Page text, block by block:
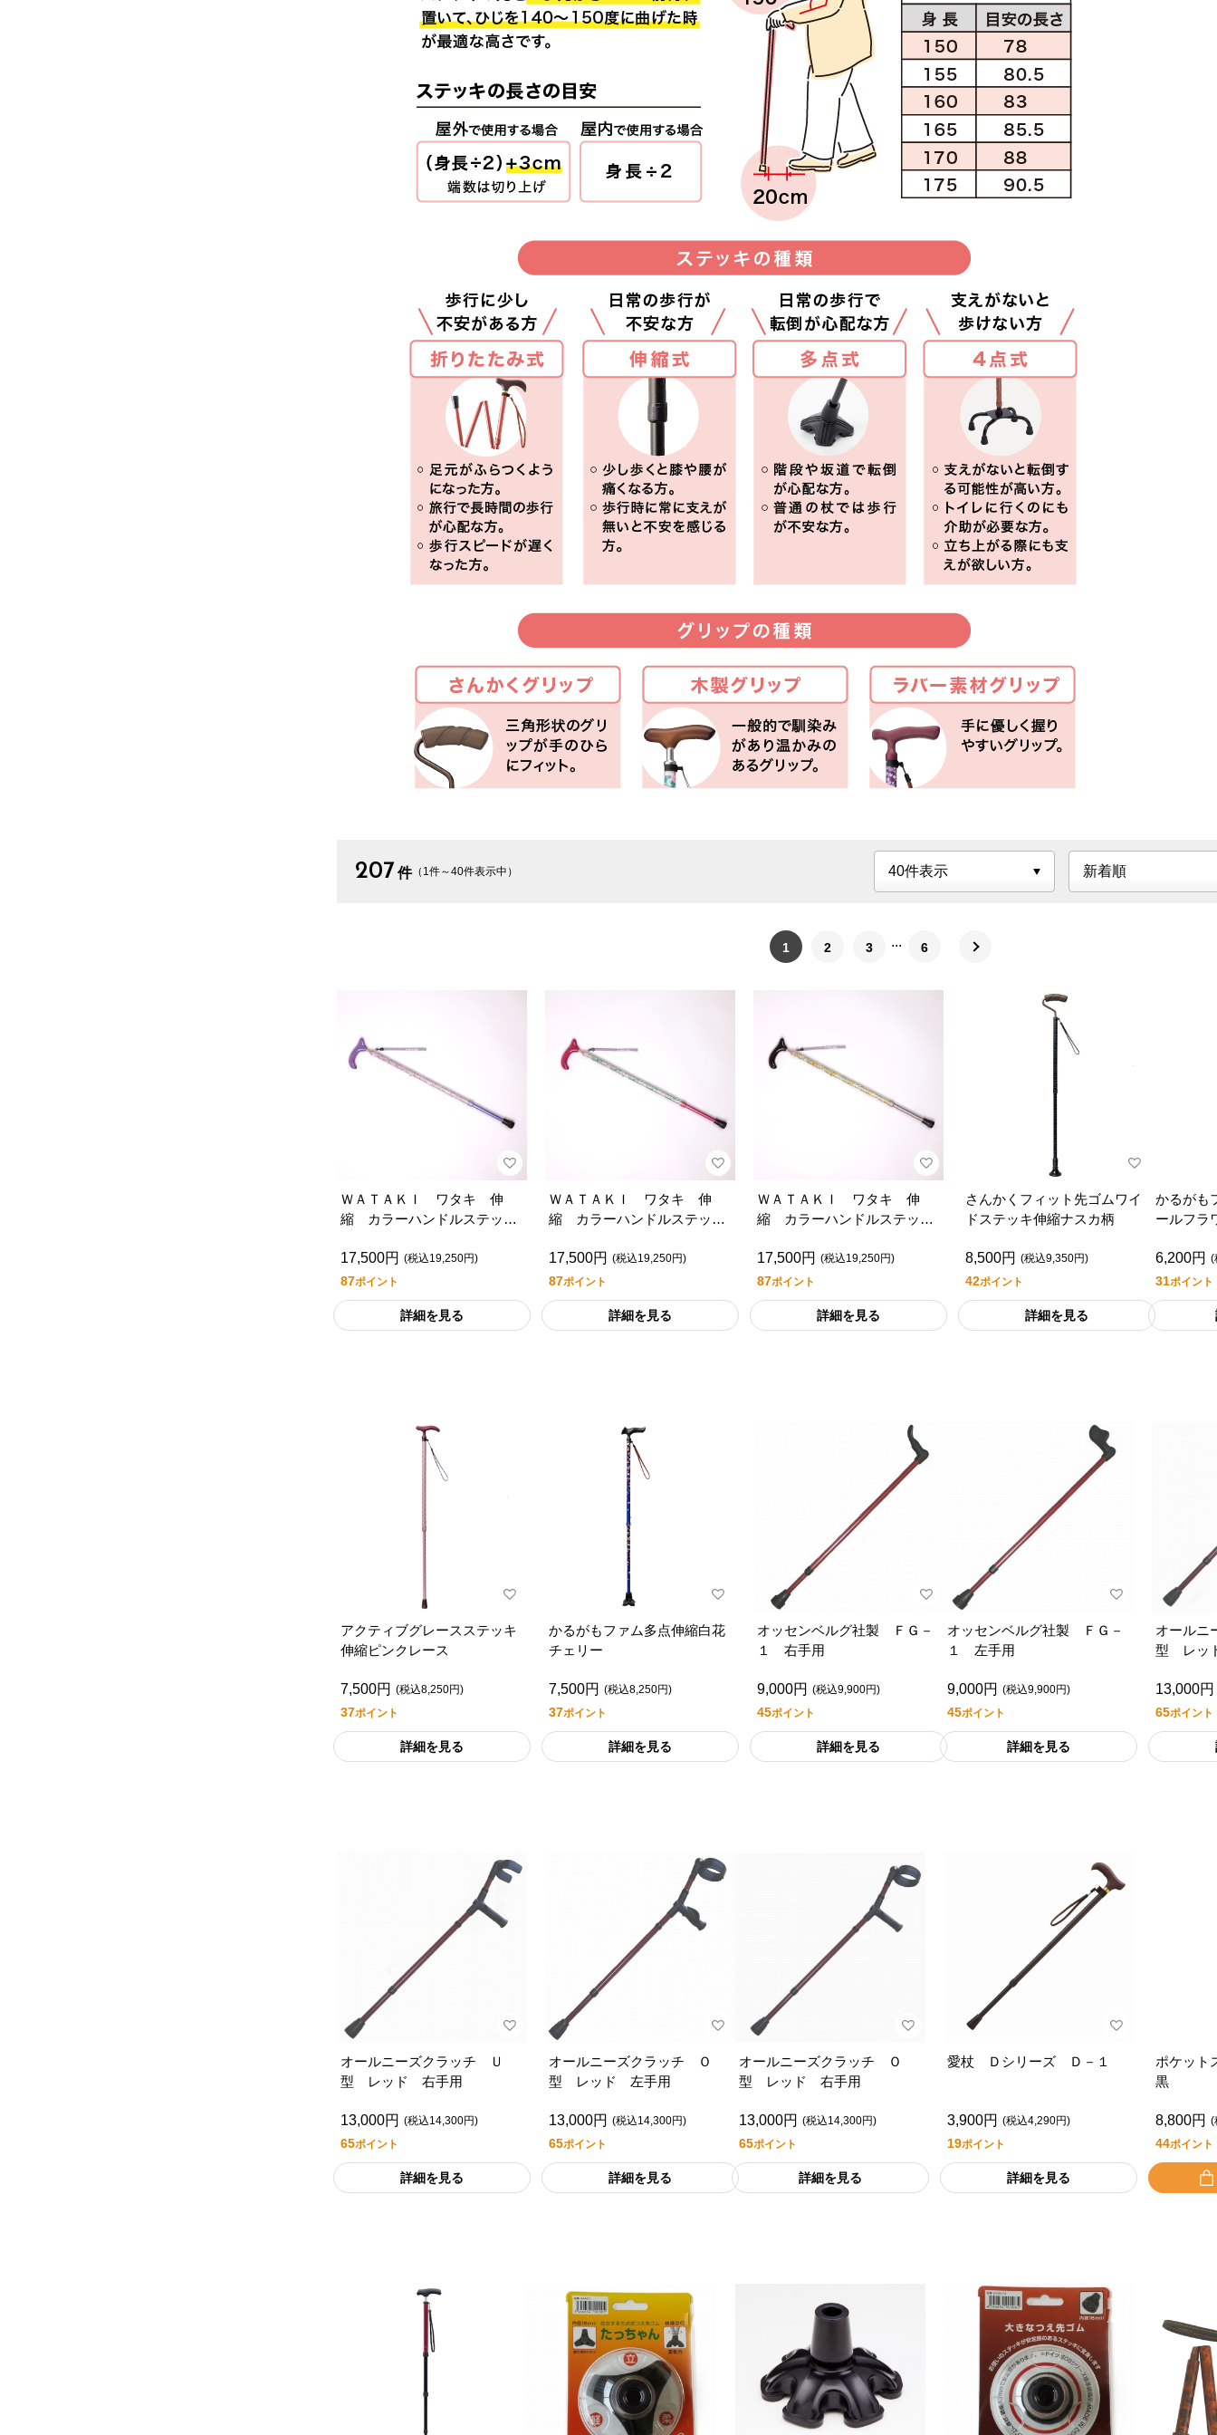
207 件（1件～40件表示中）
1 2 3 6
ＷＡＴＡＫＩ ワタキ 伸
縮 カラーハンドルステッ
17,500円 (税込19,250円)
87ポイント
詳細を見る
ＷＡＴＡＫＩ ワタキ 伸
縮 カラーハンドルステッ
17,500円 (税込19,250円)
87ポイント
詳細を見る
ＷＡＴＡＫＩ ワタキ 伸
縮 カラーハンドルステッ
17,500円 (税込19,250円)
87ポイント
詳細を見る
さんかくフィット先ゴムワイ
ドステッキ伸縮ナスカ柄
8,500円 (税込9,350円)
42ポイント
詳細を見る
かるがも
ールフラ
6,200円 (
31ポイント
アクティブグレースステッキ
伸縮ピンクレース
7,500円 (税込8,250円)
37ポイント
詳細を見る
かるがもファム多点伸縮白花
チェリー
7,500円 (税込8,250円)
37ポイント
詳細を見る
オッセンベルグ社製 ＦＧ－
１ 右手用
9,000円 (税込9,900円)
45ポイント
詳細を見る
オッセンベルグ社製 ＦＧ－
１ 左手用
9,000円 (税込9,900円)
45ポイント
詳細を見る
オール
型 レッ
13,000円
65ポイント
オールニーズクラッチ Ｕ
型 レッド 右手用
13,000円 (税込14,300円)
65ポイント
詳細を見る
オールニーズクラッチ Ｏ
型 レッド 左手用
13,000円 (税込14,300円)
65ポイント
詳細を見る
オールニーズクラッチ Ｏ
型 レッド 右手用
13,000円 (税込14,300円)
65ポイント
詳細を見る
愛杖 Ｄシリーズ Ｄ－１
3,900円 (税込4,290円)
19ポイント
詳細を見る
ポケッ
黒
8,800円 (
44ポイント